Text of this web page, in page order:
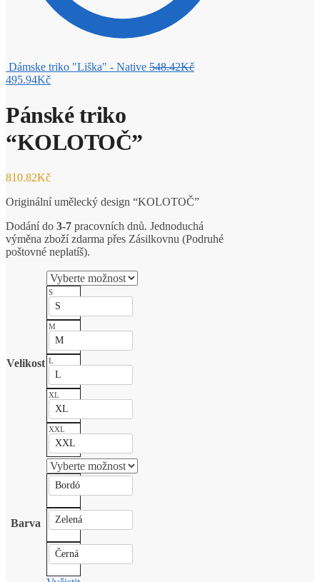
Dámske triko "Liška" - Native 548.42Kč
495.94Kč
Pánské triko
“KOLOTOČ”
810.82Kč
Originální umělecký design “KOLOTOČ”
Dodání do 3-7 pracovních dnů. Jednoduchá
výměna zboží zdarma přes Zásilkovnu (Podruhé
poštovné neplatíš).
Velikost
S
S
M
M
L
L
XL
XL
XXL
XXL
Barva
Bordó
Zelená
Černá